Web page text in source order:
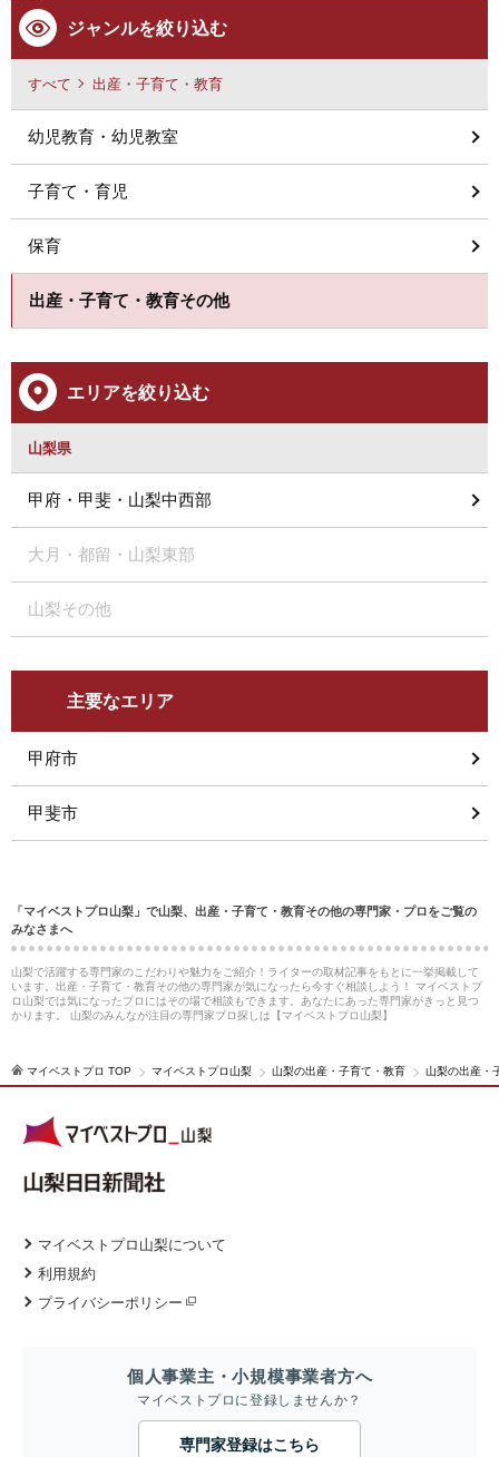
ジャンルを絞り込む
すべて 出産・子育て・教育
幼児教育・幼児教室
子育て・育児
保育
出産・子育て・教育その他
エリアを絞り込む
山梨県
甲府・甲斐・山梨中西部
大月・都留・山梨東部
山梨その他
主要なエリア
甲府市
甲斐市
「マイベストプロ山梨」で山梨、出産・子育て・教育その他の専門家・プロをご覧の
みなさまへ
山梨で活躍する専門家のこだわりや魅力をご紹介！ライターの取材記事をもとに一挙掲載して
います。出産・子育て・教育その他の専門家が気になったら今すぐ相談しよう！ マイベストプ
ロ山梨では気になったプロにはその場で相談もできます。あなたにあった専門家がきっと見つ
かります。 山梨のみんなが注目の専門家プロ探しは【マイベストプロ山梨】
マイベストプロ TOP マイベストプロ山梨 山梨の出産・子育て・教育 山梨の出産・
マイベストプロ山梨について
利用規約
プライバシーポリシー
個人事業主・小規模事業者方へ
マイベストプロに登録しませんか？
専門家登録はこちら